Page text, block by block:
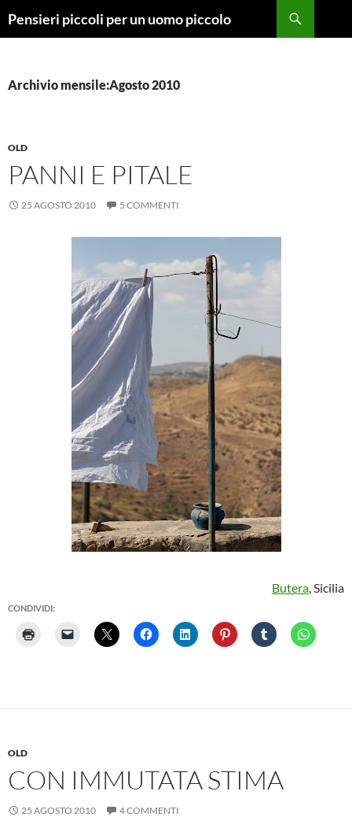
Pensieri piccoli per un uomo piccolo
Archivio mensile:Agosto 2010
OLD
PANNI E PITALE
25 AGOSTO 2010 5 COMMENTI
Butera, Sicilia
CONDIVIDI:
OLD
CON IMMUTATA STIMA
25 AGOSTO 2010 4 COMMENTI